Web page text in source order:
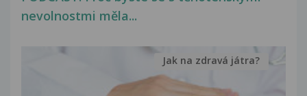
nevolnostmi měla...
Jak na zdravá játra?